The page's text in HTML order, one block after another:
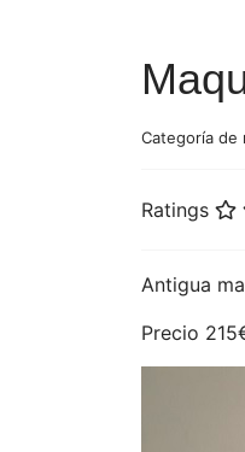
Categoría de
Ratings
Antigua
Precio